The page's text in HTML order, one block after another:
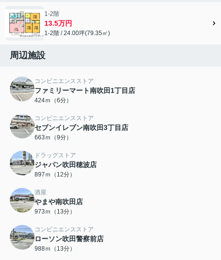
1-2階
13.5万円
1-2階 / 24.00坪(79.35㎡)
周辺施設
コンビニエンスストア
ファミリーマート南吹田1丁目店
424ｍ（6分）
コンビニエンスストア
セブンイレブン南吹田3丁目店
663ｍ（9分）
ドラッグストア
ジャパン吹田穂波店
897ｍ（12分）
酒屋
やまや南吹田店
973ｍ（13分）
コンビニエンスストア
ローソン吹田警察前店
988ｍ（13分）